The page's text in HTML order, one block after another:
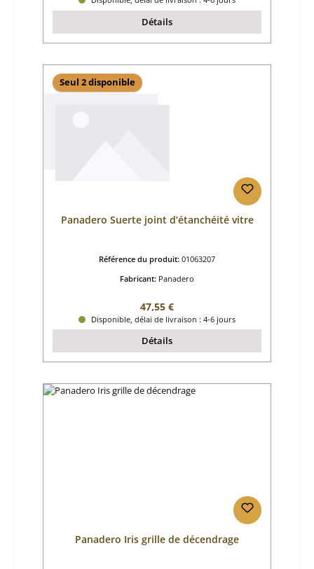
Détails
Seul 2 disponible
Panadero Suerte joint d’étanchéité vitre
Référence du produit: 01063207
Fabricant: Panadero
Prix régulier :
47,55 €
Disponible, délai de livraison : 4-6 jours
Détails
Panadero Iris grille de décendrage